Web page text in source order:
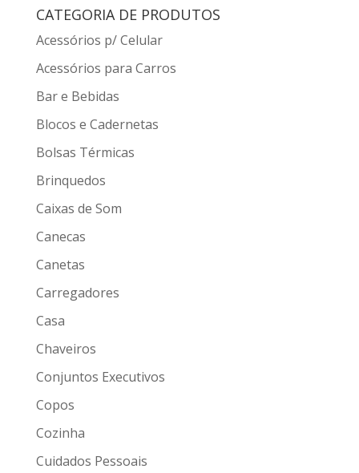
CATEGORIA DE PRODUTOS
Acessórios p/ Celular
Acessórios para Carros
Bar e Bebidas
Blocos e Cadernetas
Bolsas Térmicas
Brinquedos
Caixas de Som
Canecas
Canetas
Carregadores
Casa
Chaveiros
Conjuntos Executivos
Copos
Cozinha
Cuidados Pessoais